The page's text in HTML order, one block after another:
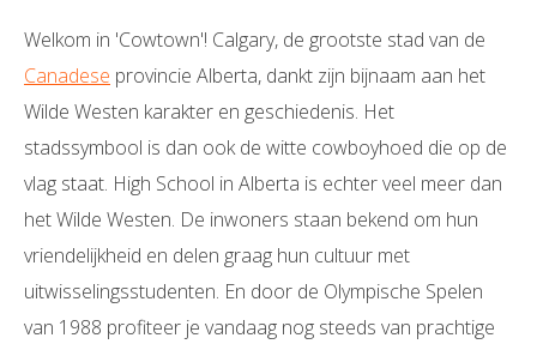
Welkom in 'Cowtown'! Calgary, de grootste stad van de
Canadese provincie Alberta, dankt zijn bijnaam aan het
Wilde Westen karakter en geschiedenis. Het
stadssymbool is dan ook de witte cowboyhoed die op de
vlag staat. High School in Alberta is echter veel meer dan
het Wilde Westen. De inwoners staan bekend om hun
vriendelijkheid en delen graag hun cultuur met
uitwisselingsstudenten. En door de Olympische Spelen
van 1988 profiteer je vandaag nog steeds van prachtige